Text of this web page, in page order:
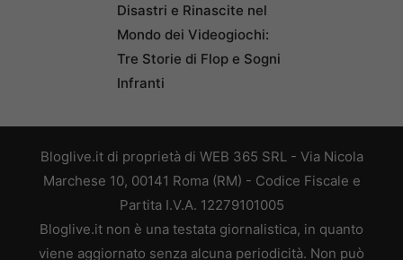
Disastri e Rinascite nel
Mondo dei Videogiochi:
Tre Storie di Flop e Sogni
Infranti
Bloglive.it di proprietà di WEB 365 SRL - Via Nicola
Marchese 10, 00141 Roma (RM) - Codice Fiscale e
Partita I.V.A. 12279101005
Bloglive.it non è una testata giornalistica, in quanto
viene aggiornato senza alcuna periodicità. Non può